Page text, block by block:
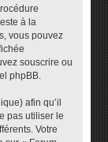
à la
vous pouvez
souscrire ou
phpBB.
afin qu’il
pas utiliser le
Votre